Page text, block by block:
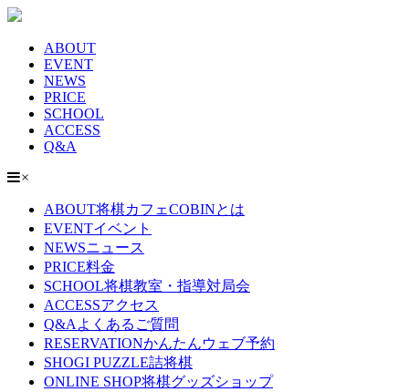
ABOUT
EVENT
NEWS
PRICE
SCHOOL
ACCESS
Q&A
×
ABOUT将棋カフェCOBINとは
EVENTイベント
NEWSニュース
PRICE料金
SCHOOL将棋教室・指導対局会
ACCESSアクセス
Q&A よくあるご質問
RESERVATIONかんたんウェブ予約
SHOGI PUZZLE詰将棋
ONLINE SHOP将棋グッズショップ